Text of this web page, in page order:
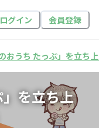
ログイン 会員登録
のおうち たっぷ」を立ち
」を立ち上